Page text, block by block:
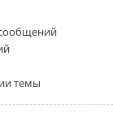
сообщений
темы